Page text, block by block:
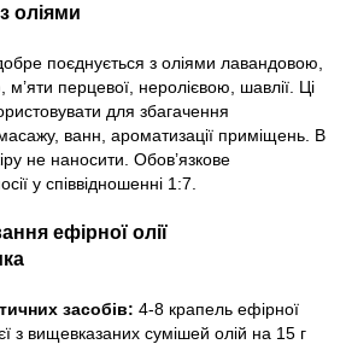
оліями
поєднується з оліями лавандовою,
перцевої, неролієвою, шавлії. Ці
для збагачення
ванн, ароматизації приміщень. В
не наносити. Обов’язкове
у співвідношенні 1:7.
ефірної олії
засобів: 4-8 крапель ефірної
з вищевказаних сумішей олій на 15 г